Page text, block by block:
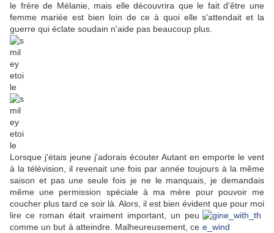
le frère de Mélanie, mais elle découvrira que le fait d'être une
femme mariée est bien loin de ce à quoi elle s'attendait et la
guerre qui éclate soudain n'aide pas beaucoup plus.
Lorsque j'étais jeune j'adorais écouter Autant en emporte le vent
à la télévision, il revenait une fois par année toujours à la même
saison et pas une seule fois je ne le manquais, je demandais
même une permission spéciale à ma mère pour pouvoir me
coucher plus tard ce soir là. Alors, il est bien évident que pour moi
lire ce roman était vraiment important, un peu
comme un but à atteindre. Malheureusement, ce